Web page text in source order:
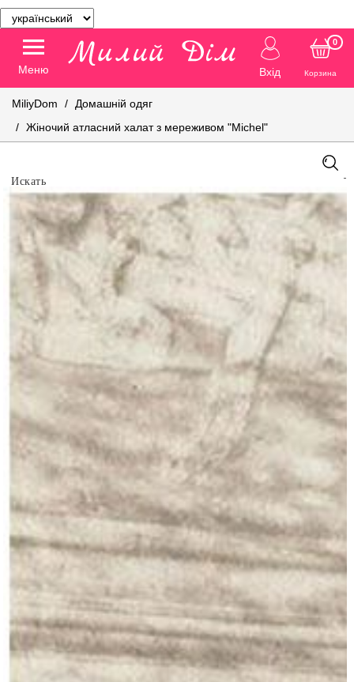
Меню Вхід Корзина
0
MiliyDom
Домашній одяг
Жіночий атласний халат з мереживом "Michel"